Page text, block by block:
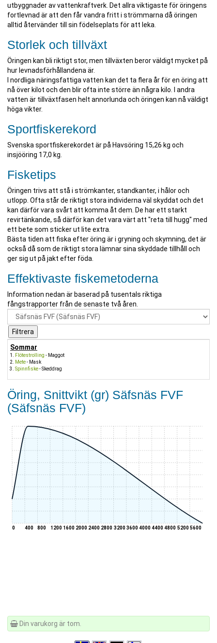
utbyggnader av vattenkraftverk. Det allra viktigaste för öringens
fortlevnad är att den får vandra fritt i strömmarna då öringen
alltid återvänder till sin födelseplats för att leka.
Storlek och tillväxt
Öringen kan bli riktigt stor, men tillväxten beror väldigt mycket på
hur levnadsförhållandena är.
I nordliga näringsfattiga vatten kan det ta flera år för en öring att
nå över kilot och den blir ofta inte större än några kilo. I andra
vatten är tillväxtfasen helt annorlunda och öringen kan nå väldigt
höga vikter.
Sportfiskerekord
Svenska sportfiskerekordet är på Havsöring 15,26 kg och
insjööring 17,0 kg.
Fisketips
Öringen trivs att stå i strömkanter, standkanter, i hålor och
utlopp. Ofta står de riktigt stora individerna väl skyddat och det
kan därför vara svårt att komma åt dem. De har ett starkt
revirtänkande, så därför kan det vara värt att "reta till hugg" med
ett bete som sticker ut lite extra.
Bästa tiden att fiska efter öring är i gryning och skymning, det är
också då som de riktigt stora lämnar sina skyddade tillhåll och
ger sig ut på jakt efter föda.
Effektivaste fiskemetoderna
Information nedan är baserad på tusentals riktiga
fångstrapporter från de senaste två åren.
Sommar
Flötestrolling - Maggot
Mete- Mask
Spinnfiske- Skeddrag
Öring, Snittvikt (gr) Säfsnäs FVF
(Säfsnäs FVF)
0 400 800 1200 1600 2000 2400 2800 32003600400044004800 52005600
Din varukorg är tom.